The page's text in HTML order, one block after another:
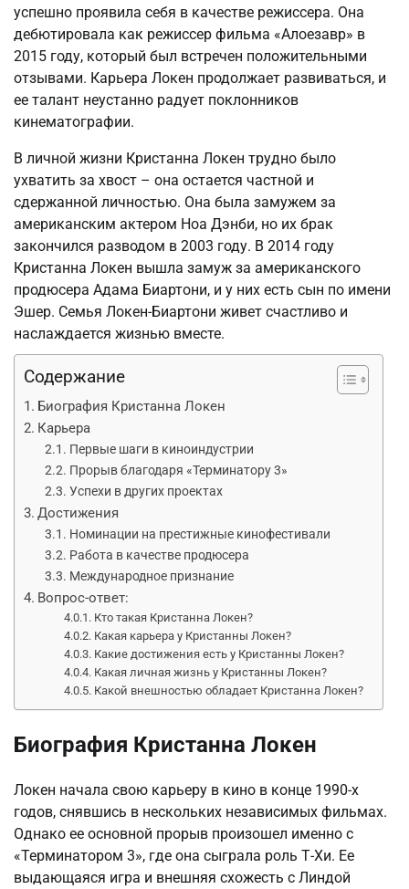
успешно проявила себя в качестве режиссера. Она
дебютировала как режиссер фильма «Алоезавр» в
2015 году, который был встречен положительными
отзывами. Карьера Локен продолжает развиваться, и
ее талант неустанно радует поклонников
кинематографии.
В личной жизни Кристанна Локен трудно было
ухватить за хвост – она остается частной и
сдержанной личностью. Она была замужем за
американским актером Ноа Дэнби, но их брак
закончился разводом в 2003 году. В 2014 году
Кристанна Локен вышла замуж за американского
продюсера Адама Биартони, и у них есть сын по имени
Эшер. Семья Локен-Биартони живет счастливо и
наслаждается жизнью вместе.
Содержание
Биография Кристанна Локен
Карьера
Первые шаги в киноиндустрии
Прорыв благодаря «Терминатору 3»
Успехи в других проектах
Достижения
Номинации на престижные кинофестивали
Работа в качестве продюсера
Международное признание
Вопрос-ответ:
Кто такая Кристанна Локен?
Какая карьера у Кристанны Локен?
Какие достижения есть у Кристанны Локен?
Какая личная жизнь у Кристанны Локен?
Какой внешностью обладает Кристанна Локен?
Биография Кристанна Локен
Локен начала свою карьеру в кино в конце 1990-х
годов, снявшись в нескольких независимых фильмах.
Однако ее основной прорыв произошел именно с
«Терминатором 3», где она сыграла роль Т-Хи. Ее
выдающаяся игра и внешняя схожесть с Линдой